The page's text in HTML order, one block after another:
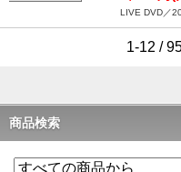
LIVE DVD／
1-12 /
商品検索